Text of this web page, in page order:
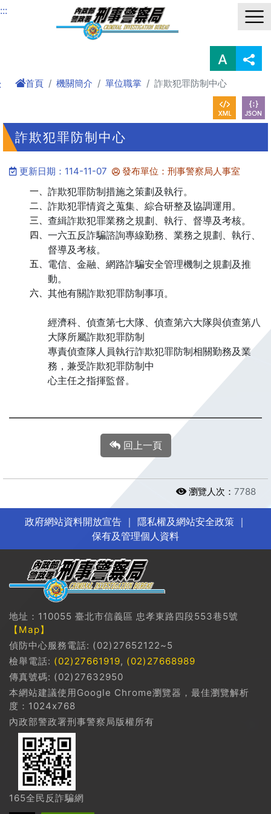
進入內容區塊
:::
首頁 機關簡介 單位職掌 詐欺犯罪防制中心
詐欺犯罪防制中心
更新日期：114-11-07
發布單位：刑事警察局人事室
一、 詐欺犯罪防制措施之策劃及執行。
二、 詐欺犯罪情資之蒐集、綜合研整及協調運用。
三、 查緝詐欺犯罪業務之規劃、執行、督導及考核。
四、 一六五反詐騙諮詢專線勤務、業務之規劃、執行、
督導及考核。
五、 電信、金融、網路詐騙安全管理機制之規劃及推
動。
六、 其他有關詐欺犯罪防制事項。
經濟科、偵查第七大隊、偵查第六大隊與偵查第八
大隊所屬詐欺犯罪防制
專責偵查隊人員執行詐欺犯罪防制相關勤務及業
務，兼受詐欺犯罪防制中
心主任之指揮監督。
回上一頁
瀏覽人次： 7788
政府網站資料開放宣告｜ 隱私權及網站安全政策｜
保有及管理個人資料
地址：110055 臺北市信義區 忠孝東路四段553巷5號
【Map】
偵防中心服務電話: (02)27652122~5
檢舉電話: (02)27661919, (02)27668989
傳真號碼: (02)27632950
本網站建議使用Google Chrome瀏覽器，最佳瀏覽解析
度：1024x768
內政部警政署刑事警察局版權所有
165全民反詐騙網